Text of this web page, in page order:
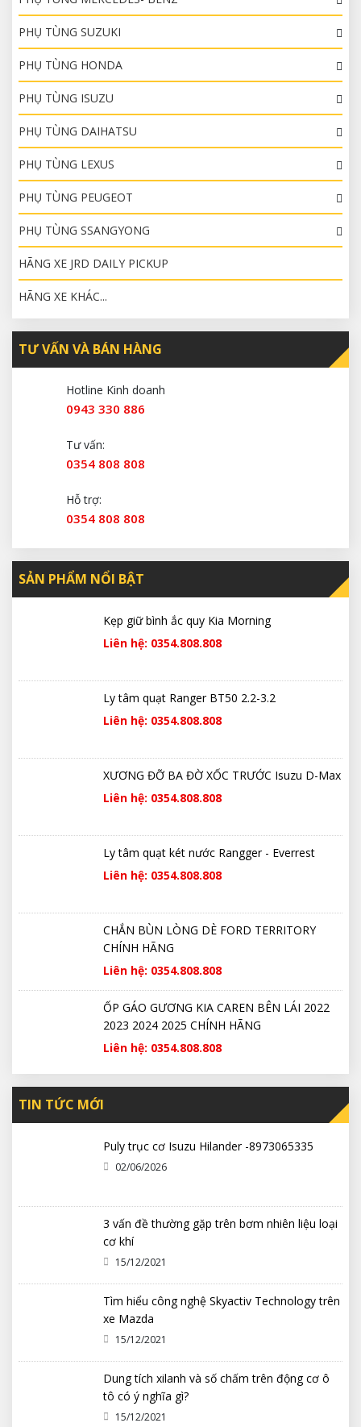
PHỤ TÙNG SUZUKI
PHỤ TÙNG HONDA
PHỤ TÙNG ISUZU
PHỤ TÙNG DAIHATSU
PHỤ TÙNG LEXUS
PHỤ TÙNG PEUGEOT
PHỤ TÙNG SSANGYONG
HÃNG XE JRD DAILY PICKUP
HÃNG XE KHÁC...
TƯ VẤN VÀ BÁN HÀNG
Hotline Kinh doanh
0943 330 886
Tư vấn:
0354 808 808
Hỗ trợ:
0354 808 808
SẢN PHẨM NỔI BẬT
Kẹp giữ bình ắc quy Kia Morning
Liên hệ: 0354.808.808
Ly tâm quạt Ranger BT50 2.2-3.2
Liên hệ: 0354.808.808
XƯƠNG ĐỠ BA ĐỜ XỐC TRƯỚC Isuzu D-Max
Liên hệ: 0354.808.808
Ly tâm quạt két nước Rangger - Everrest
Liên hệ: 0354.808.808
CHẮN BÙN LÒNG DÈ FORD TERRITORY
CHÍNH HÃNG
Liên hệ: 0354.808.808
ỐP GÁO GƯƠNG KIA CAREN BÊN LÁI 2022
2023 2024 2025 CHÍNH HÃNG
Liên hệ: 0354.808.808
TIN TỨC MỚI
Puly trục cơ Isuzu Hilander -8973065335
02/06/2026
3 vấn đề thường gặp trên bơm nhiên liệu loại
cơ khí
15/12/2021
Tìm hiểu công nghệ Skyactiv Technology trên
xe Mazda
15/12/2021
Dung tích xilanh và số chấm trên động cơ ô
tô có ý nghĩa gì?
15/12/2021